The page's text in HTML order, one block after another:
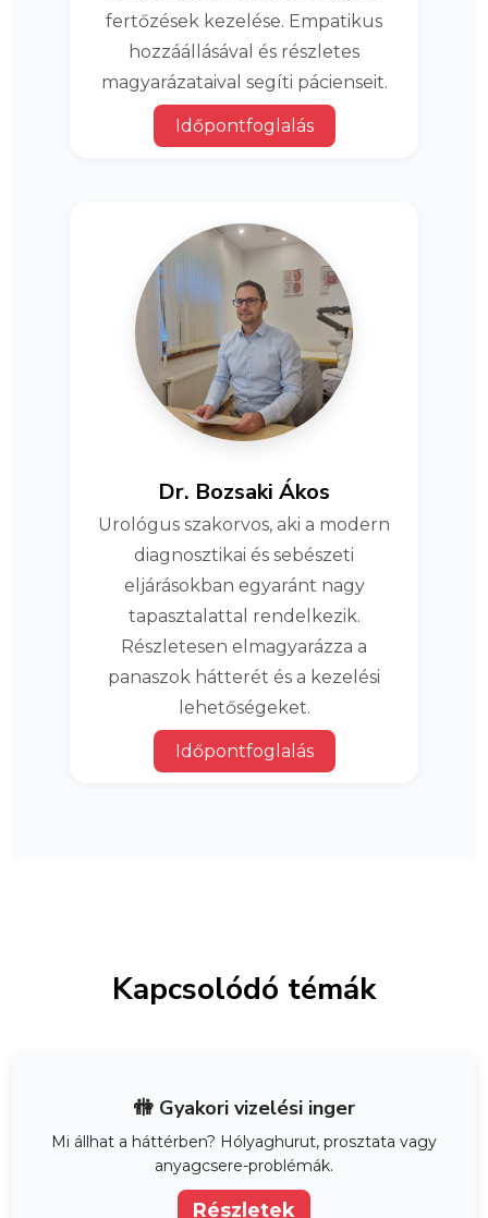
fertőzések kezelése. Empatikus
hozzáállásával és részletes
magyarázataival segíti pácienseit.
Időpontfoglalás
Dr. Bozsaki Ákos
Urológus szakorvos, aki a modern
diagnosztikai és sebészeti
eljárásokban egyaránt nagy
tapasztalattal rendelkezik.
Részletesen elmagyarázza a
panaszok hátterét és a kezelési
lehetőségeket.
Időpontfoglalás
Kapcsolódó témák
🚻 Gyakori vizelési inger
Mi állhat a háttérben? Hólyaghurut, prosztata vagy
anyagcsere-problémák.
Részletek